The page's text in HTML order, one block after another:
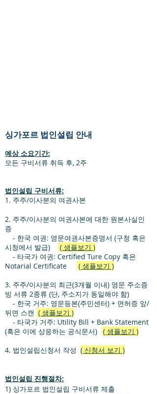
싱가포르 법인설립 안내
예상 소요기간:
​모든 구비서류 취득 후, 2주
법인설립 구비서류:
1. 주주/이사분의 여권사본
2. 주주/이사분의 여권사본에 대한 원본사실인
증
- 한국 여권: 영문여권사본증명서 (구청 혹은
시청에서 발급)
( 샘플보기 )
- 타국가 여권: Certified Ture Copy 혹은
Notarial Certificate
( 샘플보기 )
3. 주주/이사분의 최근(3개월 이내) 영문 주소증
빙 서류 2종류 (단, 주소지가 동일해야 함)
- 한국 거주: 영문등본(주민센터) + 면허증 앞/
뒤면 스캔 ( 샘플보기 )
- 타국가 거주: Utility Bill + Bank Statement
(혹은 이에 상응하는 공식문서)
( 샘플보기 )
4. 법인설립신청서 작성 ( 신청서 보기 )
법인설립 진행절차:
1) 싱가포르 법인설립 구비서류 제출